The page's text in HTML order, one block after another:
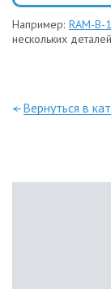
Например: RAM-B-
нескольких
—Вернуться в